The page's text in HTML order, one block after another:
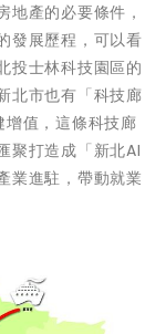
地產的必要條件，
發展歷程，可以看
投士林科技園區的
北市也有「科技廊
值，這條科技廊
聚打造成「新北AI
業進駐，帶動就業